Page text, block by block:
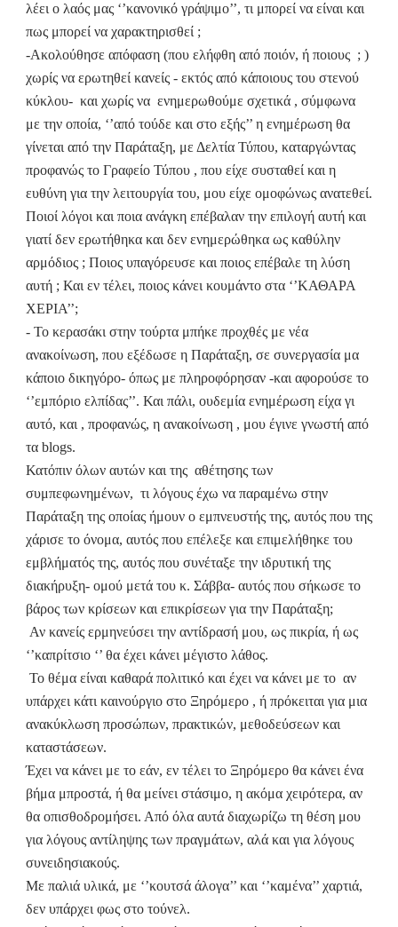
λέει ο λαός μας ‘’κανονικό γράψιμο’’, τι μπορεί να είναι και
πως μπορεί να χαρακτηρισθεί ;
-Ακολούθησε απόφαση (που ελήφθη από ποιόν, ή ποιους ; )
χωρίς να ερωτηθεί κανείς - εκτός από κάποιους του στενού
κύκλου- και χωρίς να ενημερωθούμε σχετικά , σύμφωνα
με την οποία, ‘’από τούδε και στο εξής’’ η ενημέρωση θα
γίνεται από την Παράταξη, με Δελτία Τύπου, καταργώντας
προφανώς το Γραφείο Τύπου , που είχε συσταθεί και η
ευθύνη για την λειτουργία του, μου είχε ομοφώνως ανατεθεί.
Ποιοί λόγοι και ποια ανάγκη επέβαλαν την επιλογή αυτή και
γιατί δεν ερωτήθηκα και δεν ενημερώθηκα ως καθύλην
αρμόδιος ; Ποιος υπαγόρευσε και ποιος επέβαλε τη λύση
αυτή ; Και εν τέλει, ποιος κάνει κουμάντο στα ‘’ΚΑΘΑΡΑ
ΧΕΡΙΑ’’;
- Το κερασάκι στην τούρτα μπήκε προχθές με νέα
ανακοίνωση, που εξέδωσε η Παράταξη, σε συνεργασία μα
κάποιο δικηγόρο- όπως με πληροφόρησαν -και αφορούσε το
‘’εμπόριο ελπίδας’’. Και πάλι, ουδεμία ενημέρωση είχα γι
αυτό, και , προφανώς, η ανακοίνωση , μου έγινε γνωστή από
τα blogs.
Κατόπιν όλων αυτών και της αθέτησης των
συμπεφωνημένων, τι λόγους έχω να παραμένω στην
Παράταξη της οποίας ήμουν ο εμπνευστής της, αυτός που της
χάρισε το όνομα, αυτός που επέλεξε και επιμελήθηκε του
εμβλήματός της, αυτός που συνέταξε την ιδρυτική της
διακήρυξη- ομού μετά του κ. Σάββα- αυτός που σήκωσε το
βάρος των κρίσεων και επικρίσεων για την Παράταξη;
Αν κανείς ερμηνεύσει την αντίδρασή μου, ως πικρία, ή ως
‘’καπρίτσιο ‘’ θα έχει κάνει μέγιστο λάθος.
Το θέμα είναι καθαρά πολιτικό και έχει να κάνει με το αν
υπάρχει κάτι καινούργιο στο Ξηρόμερο , ή πρόκειται για μια
ανακύκλωση προσώπων, πρακτικών, μεθοδεύσεων και
καταστάσεων.
Έχει να κάνει με το εάν, εν τέλει το Ξηρόμερο θα κάνει ένα
βήμα μπροστά, ή θα μείνει στάσιμο, η ακόμα χειρότερα, αν
θα οπισθοδρομήσει. Από όλα αυτά διαχωρίζω τη θέση μου
για λόγους αντίληψης των πραγμάτων, αλά και για λόγους
συνειδησιακούς.
Με παλιά υλικά, με ‘’κουτσά άλογα’’ και ‘’καμένα’’ χαρτιά,
δεν υπάρχει φως στο τούνελ.